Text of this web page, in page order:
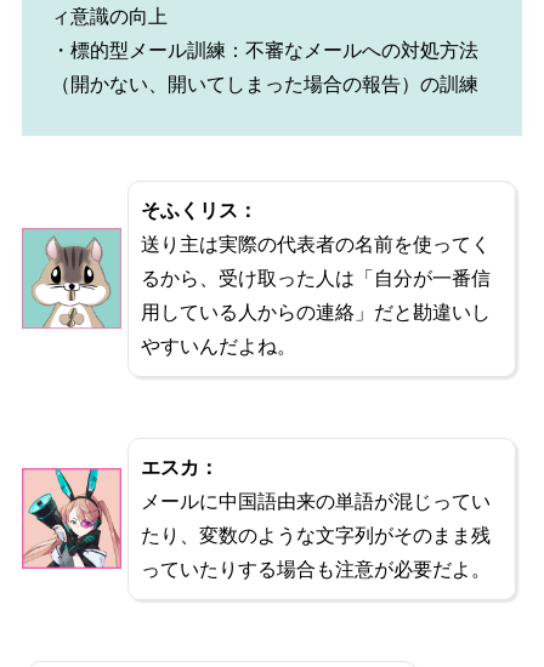
ィ意識の向上
・標的型メール訓練：不審なメールへの対処方法
（開かない、開いてしまった場合の報告）の訓練
そふくリス：
送り主は実際の代表者の名前を使ってく
るから、受け取った人は「自分が一番信
用している人からの連絡」だと勘違いし
やすいんだよね。
エスカ：
メールに中国語由来の単語が混じってい
たり、変数のような文字列がそのまま残
っていたりする場合も注意が必要だよ。